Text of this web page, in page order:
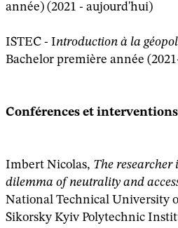
année) (2021 - aujourd'hui)
ISTEC - Introduction à la
Bachelor première année
Conférences et
Imbert Nicolas, The researcher
dilemma of neutrality and
National Technical University
Sikorsky Kyiv Polytechnic